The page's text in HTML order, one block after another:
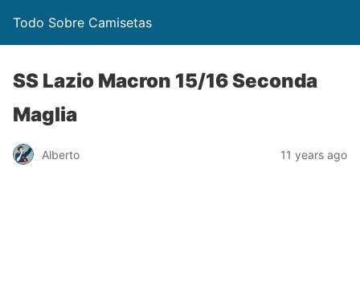
Todo Sobre Camisetas
SS Lazio Macron 15/16 Seconda
Maglia
Alberto 11 years ago